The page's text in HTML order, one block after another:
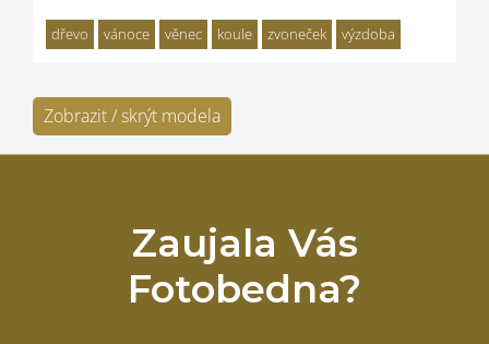
dřevo vánoce věnec koule zvoneček výzdoba
Zobrazit / skrýt modela
Zaujala Vás
Fotobedna?